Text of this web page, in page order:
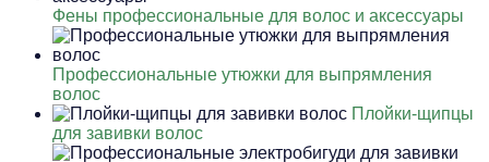
Фены профессиональные для волос и аксессуары
Профессиональные утюжки для выпрямления
волос
Плойки-щипцы
для завивки волос